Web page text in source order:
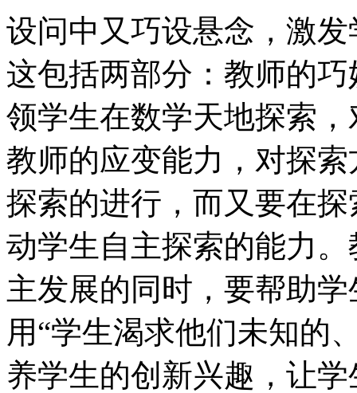
设问中又巧设悬念，激
这包括两部分：教师的
领学生在数学天地探索
教师的应变能力，对探
探索的进行，而又要在
动学生自主探索的能力
主发展的同时，要帮助
用“学生渴求他们未知的
养学生的创新兴趣，让